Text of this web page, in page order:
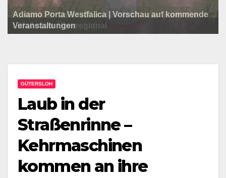
Programm der Komödie am Klosterplatz.
Litfaßsäule Überregional
Adiamo Porta Westfalica | Vorschau auf kommende
Veranstaltungen
Litfaßsäule Überregional
Tanzfest Bielefeld - 19. Juli bis 1. August 2026
Litfaßsäule Überregional
GÜTERSLOH
Laub in der
Straßenrinne –
Kehrmaschinen
kommen an ihre